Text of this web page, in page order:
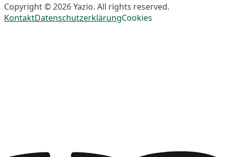
Copyright © 2026 Yazio. All rights reserved.
KontaktDatenschutzerklärungCookies